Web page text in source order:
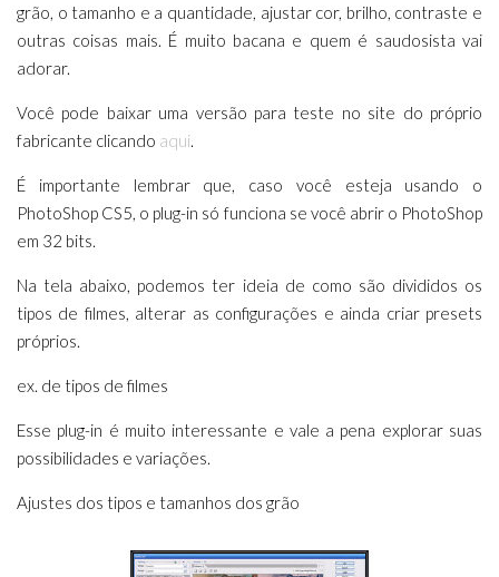
grão, o tamanho e a quantidade, ajustar cor, brilho, contraste e
outras coisas mais. É muito bacana e quem é saudosista vai
adorar.
Você pode baixar uma versão para teste no site do próprio
fabricante clicando aqui.
É importante lembrar que, caso você esteja usando o
PhotoShop CS5, o plug-in só funciona se você abrir o PhotoShop
em 32 bits.
Na tela abaixo, podemos ter ideia de como são divididos os
tipos de filmes, alterar as configurações e ainda criar presets
próprios.
ex. de tipos de filmes
Esse plug-in é muito interessante e vale a pena explorar suas
possibilidades e variações.
Ajustes dos tipos e tamanhos dos grão